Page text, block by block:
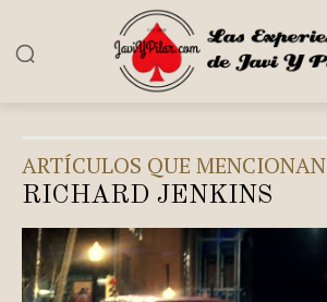
ARTÍCULOS QUE MENCIONAN
RICHARD JENKINS